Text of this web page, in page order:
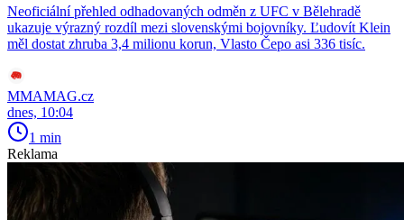
Neoficiální přehled odhadovaných odměn z UFC v Bělehradě
ukazuje výrazný rozdíl mezi slovenskými bojovníky. Ľudovít Klein
měl dostat zhruba 3,4 milionu korun, Vlasto Čepo asi 336 tisíc.
MMAMAG.cz
dnes, 10:04
1 min
Reklama